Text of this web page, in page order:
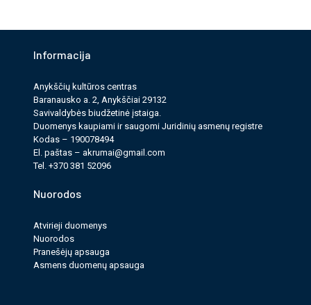
Informacija
Anykščių kultūros cen­tras
Baranausko a. 2, Anykščiai 29132
Savi­valdy­bės biudžet­inė įstaiga.
Duomenys kau­pi­ami ir saugomi Juri­dinių asmenų reg­istre
Kodas – 190078494
El. paš­tas – akrumai@gmail.com
Tel. +370 381 52096
Nuorodos
Atvirieji duomenys
Nuorodos
Pranešėjų apsauga
Asmens duomenų apsauga